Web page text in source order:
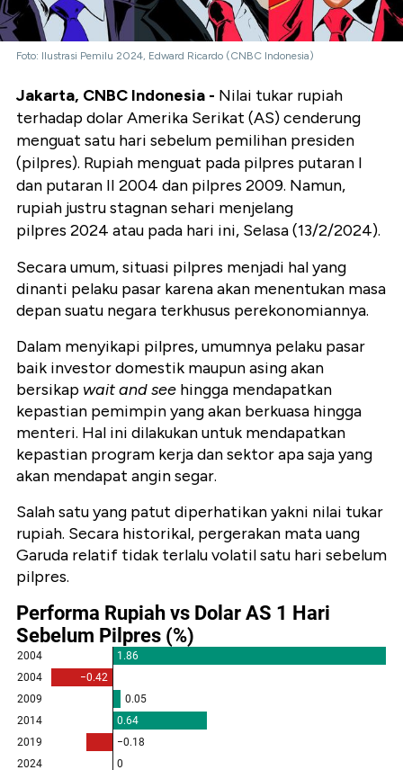
Foto: Ilustrasi Pemilu 2024, Edward Ricardo (CNBC Indonesia)
Jakarta, CNBC Indonesia - Nilai tukar rupiah
terhadap dolar Amerika Serikat (AS) cenderung
menguat satu hari sebelum pemilihan presiden
(pilpres). Rupiah menguat pada pilpres putaran I
dan putaran II 2004 dan pilpres 2009. Namun,
rupiah justru stagnan sehari menjelang
pilpres 2024 atau pada hari ini, Selasa (13/2/2024).
Secara umum, situasi pilpres menjadi hal yang
dinanti pelaku pasar karena akan menentukan masa
depan suatu negara terkhusus perekonomiannya.
Dalam menyikapi pilpres, umumnya pelaku pasar
baik investor domestik maupun asing akan
bersikap wait and see hingga mendapatkan
kepastian pemimpin yang akan berkuasa hingga
menteri. Hal ini dilakukan untuk mendapatkan
kepastian program kerja dan sektor apa saja yang
akan mendapat angin segar.
Salah satu yang patut diperhatikan yakni nilai tukar
rupiah. Secara historikal, pergerakan mata uang
Garuda relatif tidak terlalu volatil satu hari sebelum
pilpres.